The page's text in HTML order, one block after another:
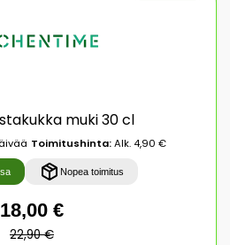
muki 30 cl
Toimitushinta:Alk. 4,90 €
Nopea toimitus
18,00 €
22,90 €